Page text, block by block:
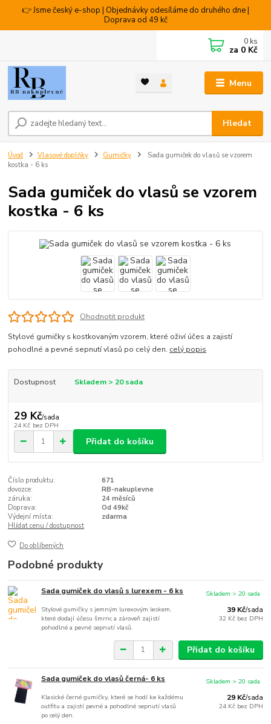
👉 Jsme český e-shop | Objednávky odesíláme do druhého dne |
Doprava od 49 kč
Menu
Hledat
0 ks
za 0 Kč
Úvod Vlasové doplňky Gumičky
Sada gumiček do vlasů se vzorem
kostka - 6 ks
Sada gumiček do vlasů se vzorem
kostka - 6 ks
Ohodnotit produkt
Stylové gumičky s kostkovaným vzorem, které oživí účes a zajistí
pohodlné a pevné sepnutí vlasů po celý den. celý popis
Dostupnost Skladem > 20 sada
29 Kč/sada
24 Kč bez DPH
Přidat do košíku
Číslo produktu:
671
dovozce:
RB-nakuplevne
záruka:
24 měsíců
Doprava:
Od 49kč
Výdejní místa:
zdarma
Hlídat cenu / dostupnost
Do oblíbených
Podobné produkty
Sada gumiček do vlasů s lurexem - 6 ks
Stylové gumičky s jemným lurexovým leskem,
které dodají účesu šmrnc a zároveň zajistí
pohodlné a pevné sepnutí vlasů.
39 Kč/sada
32 Kč bez DPH
Skladem > 20 sada
Přidat do košíku
Sada gumiček do vlasů černá- 6 ks
Klasické černé gumičky, které se hodí ke každému
outfitu a zajistí pevné a pohodlné sepnutí vlasů
po celý den.
29 Kč/sada
24 Kč bez DPH
Skladem > 20 sada